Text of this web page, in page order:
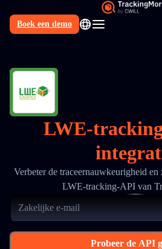
Boek een demo
LWE-
Verbeter de traceernauwkeurigheid
LWE-tracking-API van
Probeer de API